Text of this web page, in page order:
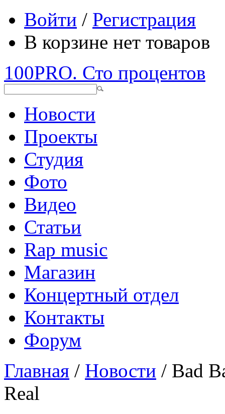
Войти / Регистрация
В корзине нет товаров
100PRO. Сто процентов
Новости
Проекты
Студия
Фото
Видео
Статьи
Rap music
Магазин
Концертный отдел
Контакты
Форум
Главная / Новости / Bad
Real